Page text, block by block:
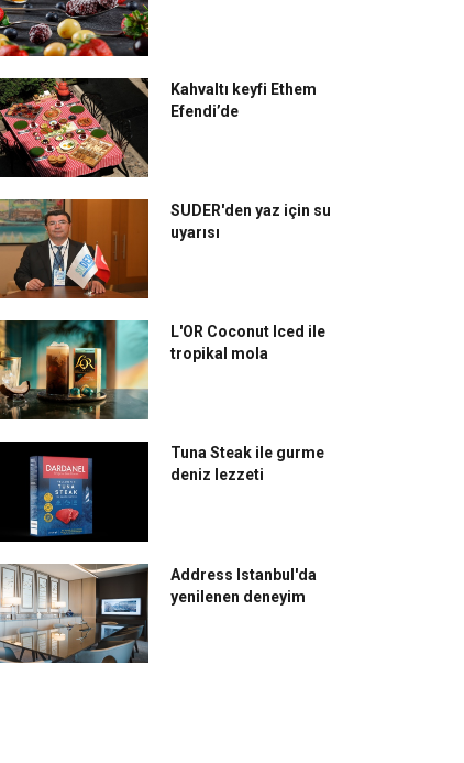
Kahvaltı keyfi Ethem
Efendi’de
SUDER'den yaz için su
uyarısı
L'OR Coconut Iced ile
tropikal mola
Tuna Steak ile gurme
deniz lezzeti
Address Istanbul'da
yenilenen deneyim